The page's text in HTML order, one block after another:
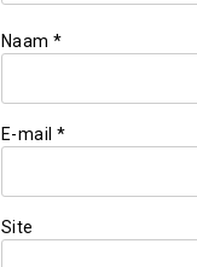
Naam *
E-mail *
Site